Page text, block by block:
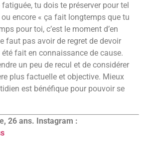
tu dois te préserver pour tel
ou encore « ça fait longtemps que tu
pour toi, c’est le moment d’en
faut pas avoir de regret de devoir
fait en connaissance de cause.
un peu de recul et de considérer
plus factuelle et objective. Mieux
est bénéfique pour pouvoir se
26 ans. Instagram :